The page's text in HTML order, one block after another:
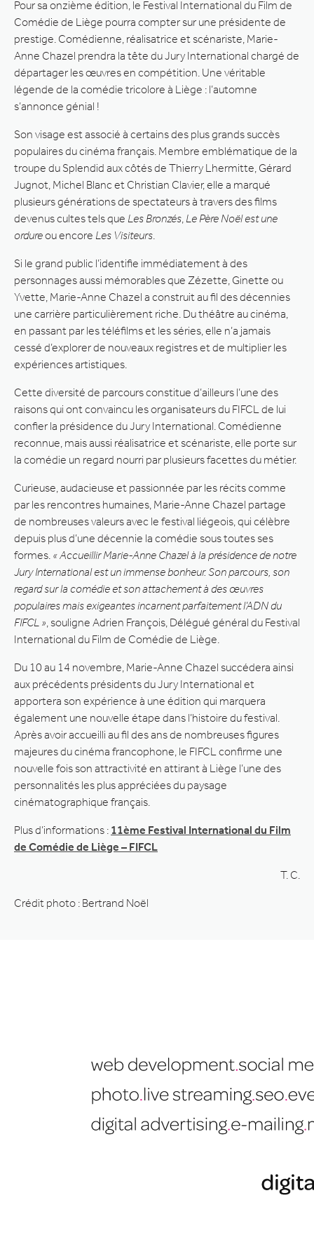
Pour sa onzième édition, le Festival International du Film de
Comédie de Liège pourra compter sur une présidente de
prestige. Comédienne, réalisatrice et scénariste, Marie-
Anne Chazel prendra la tête du Jury International chargé de
départager les œuvres en compétition. Une véritable
légende de la comédie tricolore à Liège : l’automne
s’annonce génial !
Son visage est associé à certains des plus grands succès
populaires du cinéma français. Membre emblématique de la
troupe du Splendid aux côtés de Thierry Lhermitte, Gérard
Jugnot, Michel Blanc et Christian Clavier, elle a marqué
plusieurs générations de spectateurs à travers des films
devenus cultes tels que Les Bronzés Le Père Noël est une
ordureou encore Les Visiteurs
Si le grand public l’identifie immédiatement à des
personnages aussi mémorables que Zézette, Ginette ou
Yvette, Marie-Anne Chazel a construit au fil des décennies
une carrière particulièrement riche. Du théâtre au cinéma,
en passant par les téléfilms et les séries, elle n’a jamais
cessé d’explorer de nouveaux registres et de multiplier les
expériences artistiques.
Cette diversité de parcours constitue d’ailleurs l’une des
raisons qui ont convaincu les organisateurs du FIFCL de lui
confier la présidence du Jury International. Comédienne
reconnue, mais aussi réalisatrice et scénariste, elle porte sur
la comédie un regard nourri par plusieurs facettes du métier.
Curieuse, audacieuse et passionnée par les récits comme
par les rencontres humaines, Marie-Anne Chazel partage
de nombreuses valeurs avec le festival liégeois, qui célèbre
depuis plus d’une décennie la comédie sous toutes ses
formes. « Accueillir Marie-Anne Chazel à la présidence de notre
Jury International est un immense bonheur. Son parcours, son
regard sur la comédie et son attachement à des œuvres
populaires mais exigeantes incarnent parfaitement l’ADN du
FIFCL » , souligne Adrien François, Délégué général du Festival
International du Film de Comédie de Liège.
Du 10 au 14 novembre, Marie-Anne Chazel succédera ainsi
aux précédents présidents du Jury International et
apportera son expérience à une édition qui marquera
également une nouvelle étape dans l’histoire du festival.
Après avoir accueilli au fil des ans de nombreuses figures
majeures du cinéma francophone, le FIFCL confirme une
nouvelle fois son attractivité en attirant à Liège l’une des
personnalités les plus appréciées du paysage
cinématographique français.
Plus d’informations : 11ème Festival International du Film
de Comédie de Liège – FIFCL
T. C.
Crédit photo : Bertrand Noël